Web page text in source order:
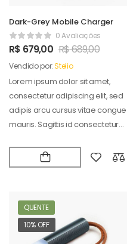
Dark-Grey Mobile Charger
0 Avaliações
R$ 679,00 R$689,00
Vendido por:Stelio
Lorem ipsum dolor sit amet,
consectetur adipiscing elit, sed
adipis arcu cursus vitae congue
mauris. Sagittis id consectetur
QUENTE
10% OFF